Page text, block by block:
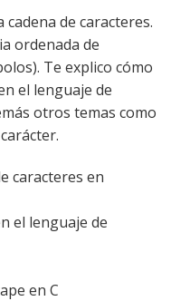
de caracteres.
ordenada de
Te explico cómo
el lenguaje de
otros temas como
carácter.
caracteres en
el lenguaje de
en C